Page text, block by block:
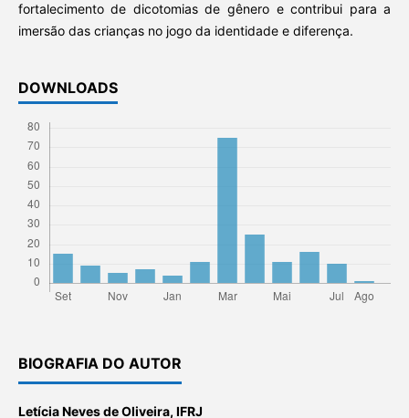
fortalecimento de dicotomias de gênero e contribui para a
imersão das crianças no jogo da identidade e diferença.
DOWNLOADS
BIOGRAFIA DO AUTOR
Letícia Neves de Oliveira, IFRJ